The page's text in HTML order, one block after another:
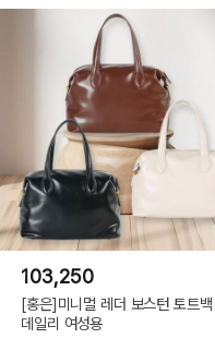
103,250
[홍은]미니멀 레더 보스턴 토트백
데일리 여성용